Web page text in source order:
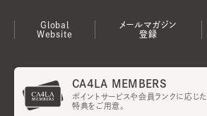
Global
Website
メールマガジン
登録
CA4LA MEMBERS
ポイントサービスや会員ランクに応じた
特典をご用意。